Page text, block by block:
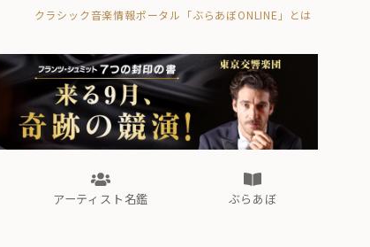
クラシック音楽情報ポータル「ぶらあぼONLINE」とは
アーティスト名鑑 ぶらあぼ
ぶらあぼブラス！
フォルテピアノ・オデッセイ